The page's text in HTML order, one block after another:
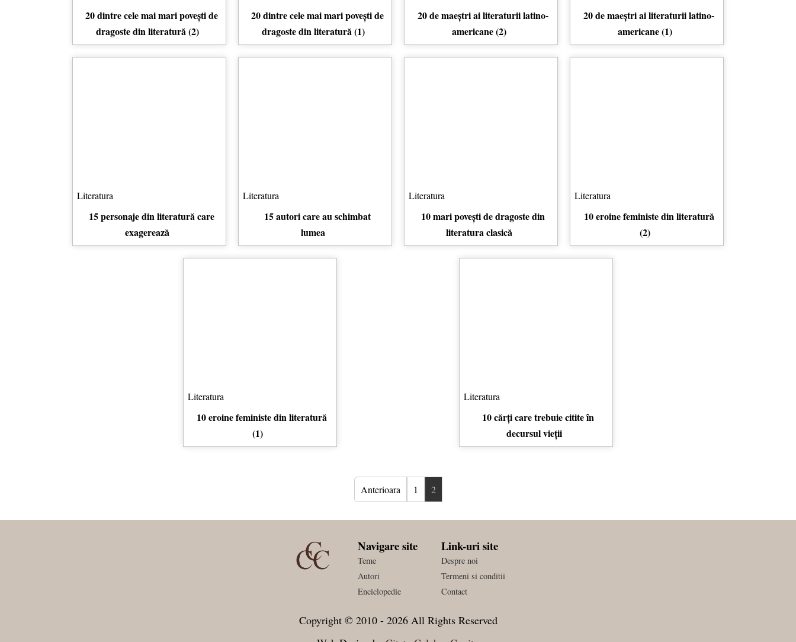
20 dintre cele mai mari povești de
dragoste din literatură (2)
20 dintre cele mai mari povești de
dragoste din literatură (1)
20 de maeștri ai literaturii latino-
americane (2)
20 de maeștri ai literaturii latino-
americane (1)
Literatura
15 personaje din literatură care
exagerează
Literatura
15 autori care au schimbat
lumea
Literatura
10 mari povești de dragoste din
literatura clasică
Literatura
10 eroine feministe din literatură
(2)
Literatura
10 eroine feministe din literatură
(1)
Literatura
10 cărți care trebuie citite în
decursul vieții
Anterioara 1 2
Navigare site
Teme
Autori
Enciclopedie
Link-uri site
Despre noi
Termeni si conditii
Contact
Copyright © 2010 - 2026 All Rights Reserved